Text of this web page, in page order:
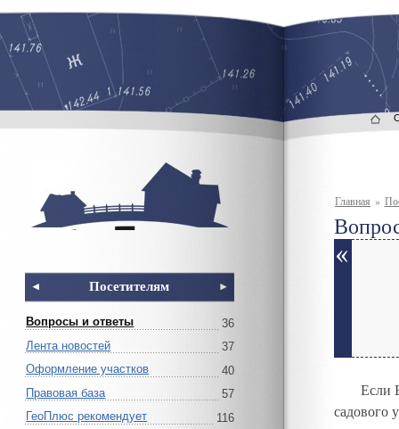
Посетителям
Вопросы и ответы
36
Лента новостей
37
Оформление участков
40
Правовая база
57
ГеоПлюс рекомендует
116
Главная »
Если
садового